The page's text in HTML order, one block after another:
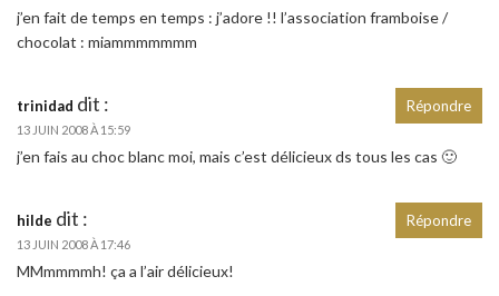
j’en fait de temps en temps : j’adore !! l’association framboise /
chocolat : miammmmmmm
trinidad dit :
13 JUIN 2008 À 15:59
j’en fais au choc blanc moi, mais c’est délicieux ds tous les cas 🙂
Répondre
hilde dit :
13 JUIN 2008 À 17:46
MMmmmmh! ça a l’air délicieux!
Répondre